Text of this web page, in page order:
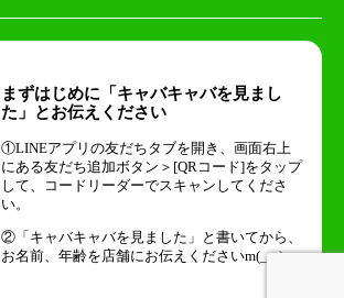
まずはじめに「キャバキャバを見まし
た」とお伝えください
①LINEアプリの友だちタブを開き、画面右上
にある友だち追加ボタン＞[QRコード]をタップ
して、コードリーダーでスキャンしてくださ
い。
②「キャバキャバを見ました」と書いてから、
お名前、年齢を店舗にお伝えくださいm(_ _)m